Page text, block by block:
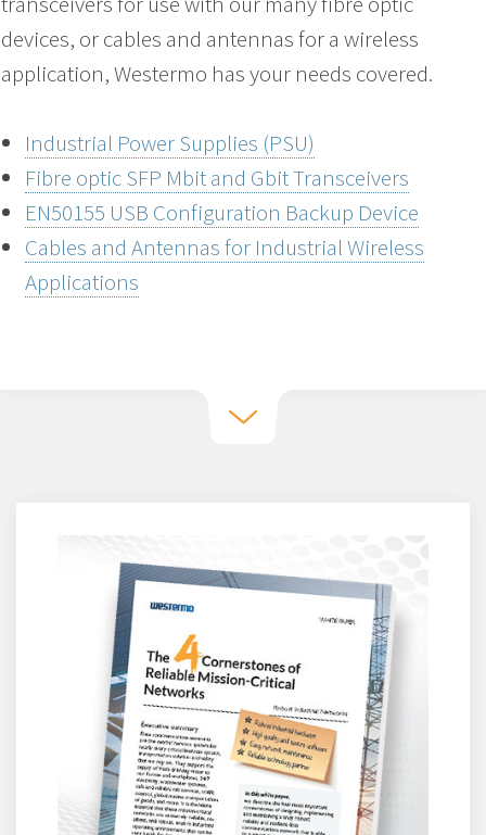
devices, or cables and antennas for a wireless
application, Westermo has your needs covered.
Industrial Power Supplies (PSU)
Fibre optic SFP Mbit and Gbit Transceivers
EN50155 USB Configuration Backup Device
Cables and Antennas for Industrial Wireless
Applications